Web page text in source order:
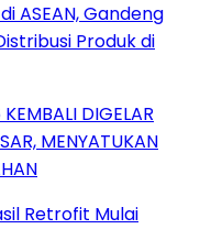
ASEAN, Gandeng
Produk di
DIGELAR
MENYATUKAN
Retrofit Mulai